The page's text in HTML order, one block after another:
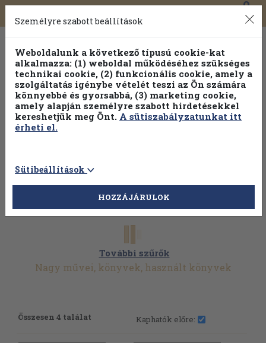
Toggle
navigation
0
További szűrők
Nagy művei, könyvek, használt könyvek
Összesen 4 találat Kaphatók előre:
Személyre szabott beállítások
Weboldalunk a következő típusú cookie-kat
alkalmazza: (1) weboldal működéséhez szükséges
technikai cookie, (2) funkcionális cookie, amely a
szolgáltatás igénybe vételét teszi az Ön számára
könnyebbé és gyorsabbá, (3) marketing cookie,
amely alapján személyre szabott hirdetésekkel
kereshetjük meg Önt. A sütiszabályzatunkat itt
érheti el.
Sütibeállítások
HOZZÁJÁRULOK